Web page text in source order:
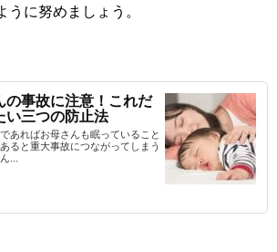
うに努めましょう。
の事故に注意！これだ
い三つの防止法
あればお母さんも眠っていること
ると重大事故につながってしまう
...